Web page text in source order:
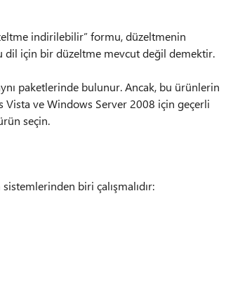
indirilebilir” formu, düzeltmenin
için bir düzeltme mevcut değil demektir.
paketlerinde bulunur. Ancak, bu ürünlerin
Vista ve Windows Server 2008 için geçerli
seçin.
biri çalışmalıdır: